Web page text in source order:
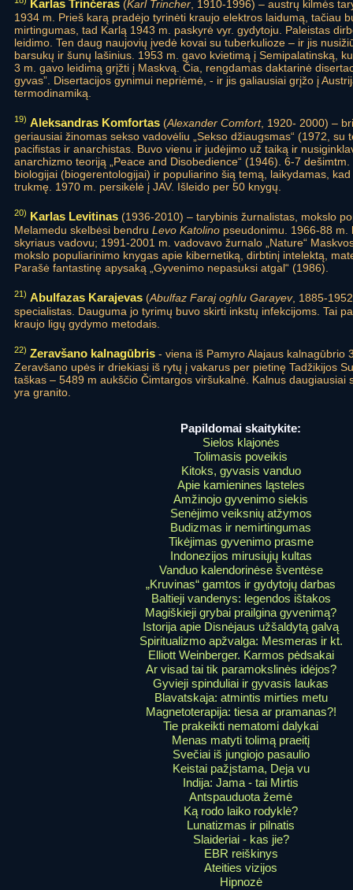
Karlas Trinčeras (Karl Trincher , 1910-1996) – austrų kilmės
1934 m. Prieš karą pradėjo tyrinėti kraujo elektros laidumą, tačiau
mirtingumas, tad Karlą 1943 m. paskyrė vyr. gydytoju. Paleistas
leidimo. Ten daug naujovių įvedė kovai su tuberkulioze – ir jis
barsukų ir šunų lašinius. 1953 m. gavo kvietimą į Semipalatinską,
3 m. gavo leidimą grįžti į Maskvą. Čia, rengdamas daktarinė
gyvas”. Disertacijos gynimui nepriėmė, - ir jis galiausiai grįžo į
termodinamiką.
19) Aleksandras Komfortas (Alexander Comfort, 1920- 2000) –
geriausiai žinomas sekso vadovėliu „Sekso džiaugsmas“ (1972, su
pacifistas ir anarchistas. Buvo vienu ir judėjimo už taiką ir
anarchizmo teoriją „Peace and Disobedience“ (1946). 6-7
biologijai (biogerentologijai) ir populiarino šią temą, laikydamas,
trukmę. 1970 m. persikėlė į JAV. Išleido per 50 knygų.
20) Karlas Levitinas (1936-2010) – tarybinis žurnalistas, mokslo
Melamedu skelbėsi bendru Levo Katolino pseudonimu. 1966-88 m.
skyriaus vadovu; 1991-2001 m. vadovavo žurnalo „Nature“
mokslo populiarinimo knygas apie kibernetiką, dirbtinį intelektą,
Parašė fantastinę apysaką „Gyvenimo nepasuksi atgal“ (1986).
21) Abulfazas Karajevas (Abulfaz Faraj oghlu Garayev, 1885-
specialistas. Dauguma jo tyrimų buvo skirti inkstų infekcijoms. Tai
kraujo ligų gydymo metodais.
22) Zeravšano kalnagūbris - viena iš Pamyro Alajaus kalnagūbrio
Zeravšano upės ir driekiasi iš rytų į vakarus per pietinę Tadžikijos
taškas – 5489 m aukščio Čimtargos viršukalnė. Kalnus daugiausiai
yra granito.
Papildomai skaitykite:
Sielos klajonės
Tolimasis poveikis
Kitoks, gyvasis vanduo
Apie kamienines ląsteles
Amžinojo gyvenimo siekis
Senėjimo veiksnių atžymos
Budizmas ir nemirtingumas
Tikėjimas gyvenimo prasme
Indonezijos mirusiųjų kultas
Vanduo kalendorinėse šventėse
„Kruvinas“ gamtos ir gydytojų darbas
Baltieji vandenys: legendos ištakos
Magiškieji grybai prailgina gyvenimą?
Istorija apie Disnėjaus užšaldytą galvą
Spiritualizmo apžvalga: Mesmeras ir kt.
Elliott Weinberger. Karmos pėdsakai
Ar visad tai tik paramokslinės idėjos?
Gyvieji spinduliai ir gyvasis laukas
Blavatskaja: atmintis mirties metu
Magnetoterapija: tiesa ar pramanas?!
Tie prakeikti nematomi dalykai
Menas matyti tolimą praeitį
Svečiai iš jungiojo pasaulio
Keistai pažįstama, Deja vu
Indija: Jama - tai Mirtis
Antspauduota žemė
Ką rodo laiko rodyklė?
Lunatizmas ir pilnatis
Slaideriai - kas jie?
EBR reiškinys
Ateities vizijos
Hipnozė